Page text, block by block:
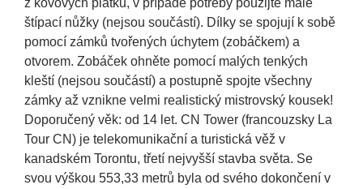
štípací nůžky (nejsou součástí). Dílky se spojují k sobě
pomocí zámků tvořených úchytem (zobáčkem) a
otvorem. Zobáček ohněte pomocí malých tenkých
kleští (nejsou součástí) a postupně spojte všechny
zámky až vznikne velmi realistický mistrovský kousek!
Doporučený věk: od 14 let. CN Tower (francouzsky La
Tour CN) je telekomunikační a turistická věž v
kanadském Torontu, třetí nejvyšší stavba světa. Se
svou výškou 553,33 metrů byla od svého dokončení v